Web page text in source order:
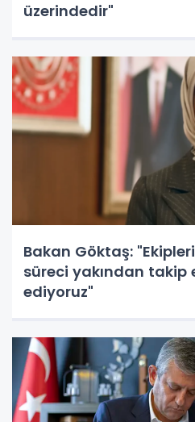
üzerindedir"
Bakan Göktaş:
süreci yakından
ediyoruz"